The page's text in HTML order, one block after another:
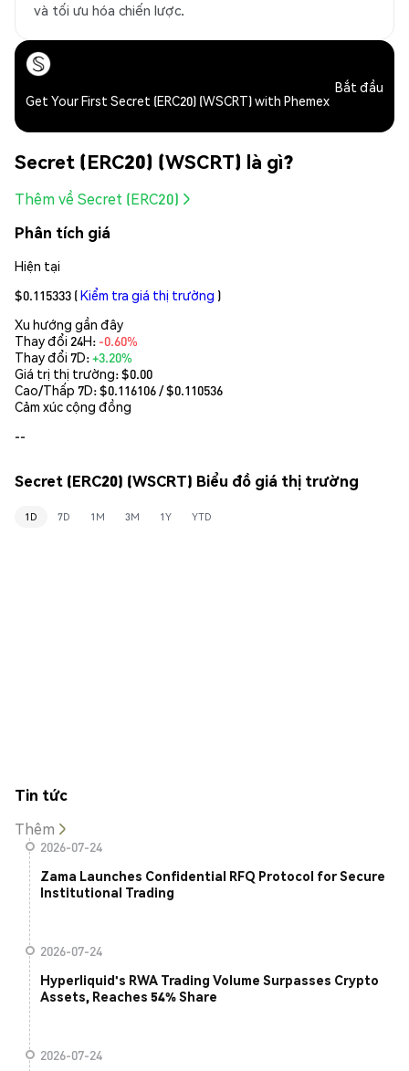
và tối ưu hóa chiến lược.
Get Your First Secret (ERC20) (WSCRT) with Phemex
Bắt đầu
Secret (ERC20) (WSCRT) là gì?
Thêm về Secret (ERC20)
Phân tích giá
Hiện tại
$0.115333 (Kiểm tra giá thị trường )
Xu hướng gần đây
Thay đổi 24H: -0.60%
Thay đổi 7D:+3.20%
Giá trị thị trường:$0.00
Cao/Thấp 7D: $0.116106/ $0.110536
Cảm xúc cộng đồng
--
Secret (ERC20) (WSCRT) Biểu đồ giá thị trường
1D 7D 1M 3M 1Y YTD
Tin tức
Thêm
2026-07-24
Zama Launches Confidential RFQ Protocol for Secure
Institutional Trading
2026-07-24
Hyperliquid's RWA Trading Volume Surpasses Crypto
Assets, Reaches 54% Share
2026-07-24